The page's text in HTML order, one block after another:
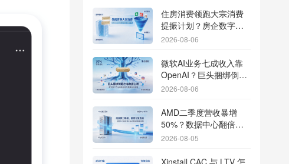
住房消费领跑大宗消费
提振计划？房企数字化
转型加速线下场景智能
2026-08-06
微软AI业务七成收入靠
OpenAI？巨头捆绑倒逼
出海App独立追踪全渠道
2026-08-06
AMD二季度营收暴增
50%？数据中心翻倍增
长驱动跨端分发新底座
2026-08-05
Xinstall CAC 与 LTV 怎